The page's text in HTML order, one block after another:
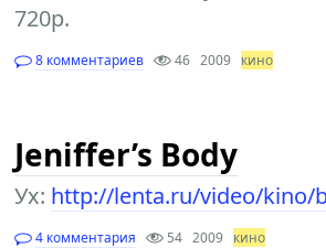
720p.
8 комментариев 46 2009 кино
Jeniffer’s Body
Ух: http://lenta.ru/video/kino/
4 комментария 54 2009 кино